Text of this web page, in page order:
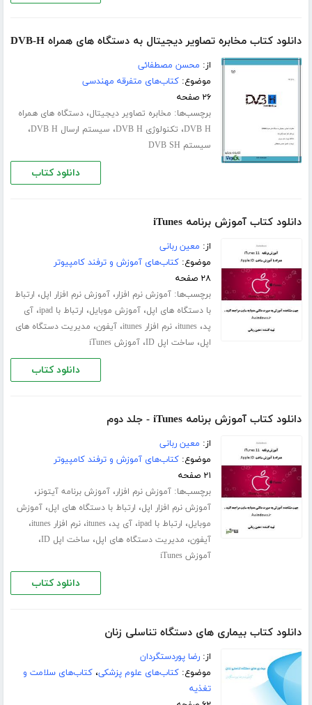
دانلود کتاب مخابره تصاویر دیجیتال به دستگاه های همراه DVB-H
از: محسن مصطفائی
موضوع:کتاب‌های متفرقه مهندسی
۲۶ صفحه
برچسب‌ها: مخابره تصاویر دیجیتال،دستگاه های همراه
DVB H، تکنولوژی DVB H ، سیستم ارسال DVB H ،
سیستم DVB SH
دانلود کتاب
دانلود کتاب آموزش برنامه iTunes
از: معین ربانی
موضوع:کتاب‌های آموزش و ترفند کامپیوتر
۲۸ صفحه
برچسب‌ها:آموزش نرم افزار،آموزش نرم افزار اپل، ارتباط
با دستگاه های اپل،آموزش موبایل، ارتباط با ipad ،آی
پد،itunes،نرم افزار itunes ،آیفون، مدیریت دستگاه های
اپل، ساخت اپل ID ،آموزش iTunes
دانلود کتاب
دانلود کتاب آموزش برنامه iTunes - جلد دوم
از: معین ربانی
موضوع:کتاب‌های آموزش و ترفند کامپیوتر
۲۱ صفحه
برچسب‌ها:آموزش نرم افزار،آموزش برنامه آیتونز،
آموزش نرم افزار اپل، ارتباط با دستگاه های اپل،آموزش
موبایل، ارتباط با ipad ،آی پد،itunes،نرم افزار itunes ،
آیفون، مدیریت دستگاه های اپل، ساخت اپل ID ،
آموزش iTunes
دانلود کتاب
دانلود کتاب بیماری های دستگاه تناسلی زنان
از:رضا پوردستگردان
موضوع:کتاب‌های علوم پزشکی،کتاب‌های سلامت و
تغذیه